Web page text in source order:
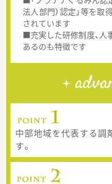
法人部門）認定」等を
されています
■充実した研修制度、人
あるのも特徴です
中部地域を代表する調
す。